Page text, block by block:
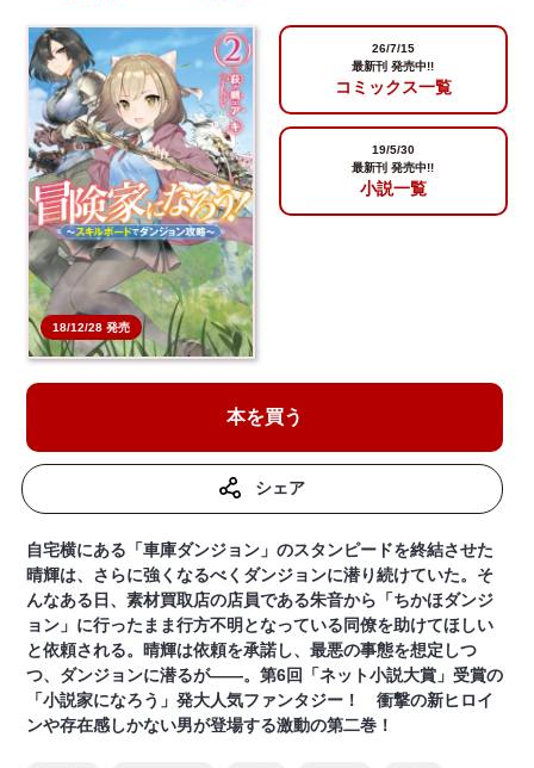
18/12/28 発売
26/7/15
最新刊 発売中!!
コミックス一覧
19/5/30
最新刊 発売中!!
小説一覧
本を買う
シェア
自宅横にある「車庫ダンジョン」のスタンピードを終結させた
晴輝は、さらに強くなるべくダンジョンに潜り続けていた。そ
んなある日、素材買取店の店員である朱音から「ちかほダンジ
ョン」に行ったまま行方不明となっている同僚を助けてほしい
と依頼される。晴輝は依頼を承諾し、最悪の事態を想定しつ
つ、ダンジョンに潜るが――。第6回「ネット小説大賞」受賞の
「小説家になろう」発大人気ファンタジー！ 衝撃の新ヒロイ
ンや存在感しかない男が登場する激動の第二巻！